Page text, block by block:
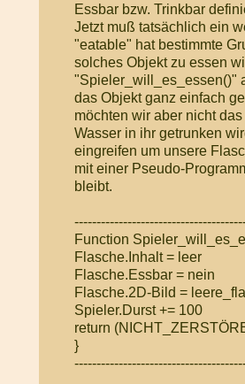
Essbar bzw. Trinkbar
Jetzt muß tatsächlich ein
"eatable" hat bestimmte
solches Objekt zu essen
"Spieler_will_es_essen()"
das Objekt ganz einfach
möchten wir aber nicht
Wasser in ihr getrunken
eingreifen um unsere
mit einer Pseudo-
bleibt.
Function
Flasche.Inhalt = leer
Flasche.Essbar = nein
Flasche.2D-Bild =
Spieler.Durst += 100
return
}